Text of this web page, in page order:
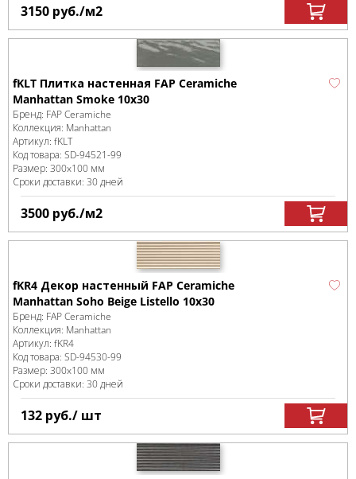
3150 руб./м2
fKLT Плитка настенная FAP Ceramiche
Manhattan Smoke 10x30
Бренд: FAP Ceramiche
Коллекция: Manhattan
Артикул: fKLT
Код товара: SD-94521-99
Размер: 300x100 мм
Сроки доставки: 30 дней
3500 руб./м2
fKR4 Декор настенный FAP Ceramiche
Manhattan Soho Beige Listello 10x30
Бренд: FAP Ceramiche
Коллекция: Manhattan
Артикул: fKR4
Код товара: SD-94530-99
Размер: 300x100 мм
Сроки доставки: 30 дней
132 руб./ шт